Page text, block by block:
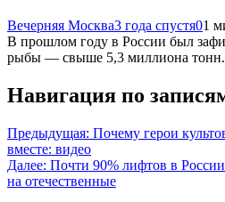
Вечерняя Москва3 года спустя01
В прошлом году в России был
рыбы — свыше 5,3 миллиона тонн.
Навигация по
Предыдущая: Почему герои
вместе: видео
Далее: Почти 90% лифтов в
на отечественные